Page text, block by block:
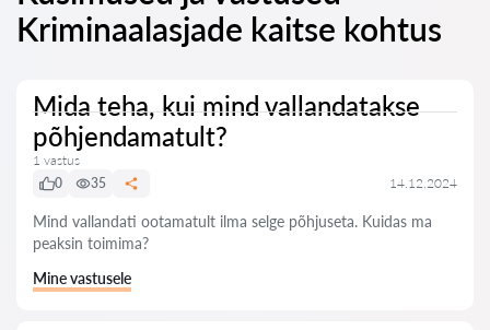
Kriminaalasjade kaitse kohtus
Mida teha, kui mind vallandatakse
põhjendamatult?
1 vastus
0
35 14.12.2024
Mind vallandati ootamatult ilma selge põhjuseta. Kuidas ma
peaksin toimima?
Mine vastusele